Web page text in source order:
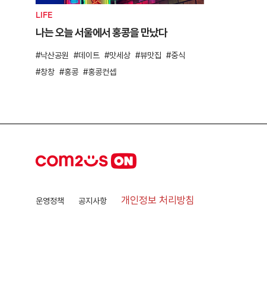
LIFE
나는 오늘 서울에서 홍콩을 만났다
낙산공원 데이트 맛세상 뷰맛집
중식
창창
홍콩 홍콩컨셉
운영정책 공지사항 개인정보 처리방침